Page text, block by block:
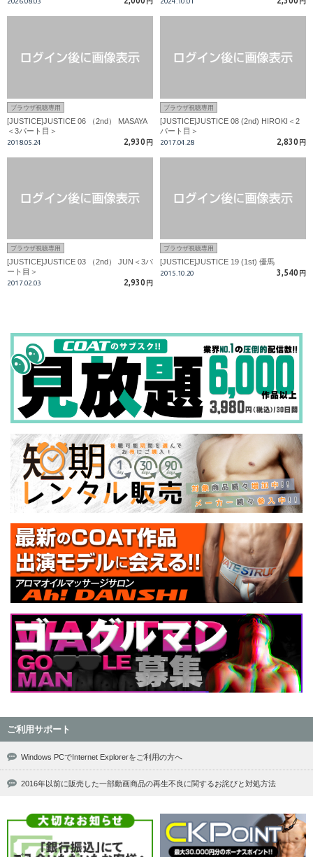
ブラウザ視聴専用
[JUSTICE]JUSTICE 06 （2nd） MASAYA
＜3パート目＞
2018.05.24 2,930 円
ブラウザ視聴専用
[JUSTICE]JUSTICE 08 (2nd) HIROKI＜2
パート目＞
2017.04.28 2,830 円
ブラウザ視聴専用
[JUSTICE]JUSTICE 03 （2nd） JUN＜3パ
ート目＞
2017.02.03 2,930 円
ブラウザ視聴専用
[JUSTICE]JUSTICE 19 (1st) 優馬
2015.10.20 3,540 円
ご利用サポート
Windows PCでInternet Explorerをご利用の方へ
2016年以前に販売した一部動画商品の再生不良に関するお詫びと対処方法